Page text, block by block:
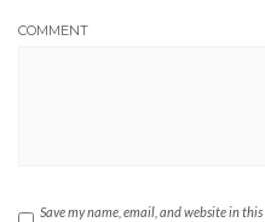
COMMENT
Save my name, email, and website in